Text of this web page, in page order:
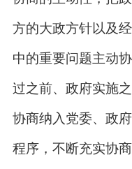
方的大政方针以及
中的重要问题主动
过之前、政府实施
协商纳入党委、政
程序，不断充实协